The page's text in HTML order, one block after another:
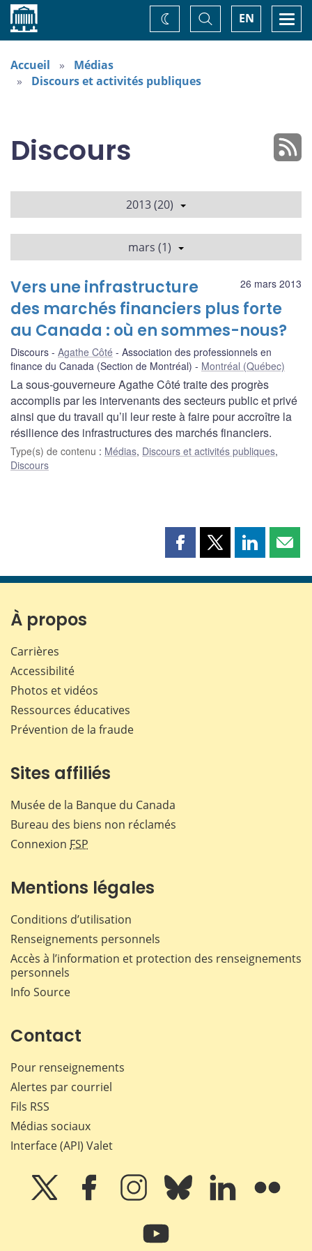
Accueil EN
Basculer
la
recherche
Changez
de
Accueil
Médias
Discours et activités publiques
Discours
2013 (20)
mars (1)
26 mars 2013
Vers une infrastructure
des marchés financiers plus forte
au Canada : où en sommes-nous?
Discours Agathe Côté
Association des professionnels en
finance du Canada (Section de Montréal)
Montréal (Québec)
La sous-gouverneure Agathe Côté traite des progrès
accomplis par les intervenants des secteurs public et privé
ainsi que du travail qu’il leur reste à faire pour accroître la
résilience des infrastructures des marchés financiers.
Type(s) de contenu : Médias, Discours et activités publiques,
Discours
Partager
page
Partager
page
Partager
page page
À propos
Carrières
Accessibilité
Photos et vidéos
Ressources éducatives
Prévention de la fraude
Sites affiliés
Musée de la Banque du Canada
Bureau des biens non réclamés
Connexion FSP
Mentions légales
Conditions d’utilisation
Renseignements personnels
Accès à l’information et protection des renseignements
personnels
Info Source
Contact
Pour renseignements
Alertes par courriel
Fils RSS
Médias sociaux
Interface (API) Valet